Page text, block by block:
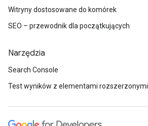
Witryny dostosowane do komórek
SEO – przewodnik dla początkujących
Narzędzia
Search Console
Test wyników z elementami rozszerzonymi